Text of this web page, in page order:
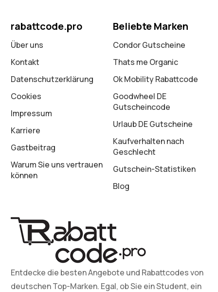
rabattcode.pro
Über uns
Kontakt
Datenschutz­erklärung
Cookies
Impressum
Karriere
Gastbeitrag
Warum Sie uns vertrauen
können
Beliebte Marken
Condor Gutscheine
Thats me Organic
Ok Mobility Rabattcode
Goodwheel DE
Gutscheincode
Urlaub DE Gutscheine
Kaufverhalten nach
Geschlecht
Gutschein-Statistiken
Blog
Entdecke die besten Angebote und Rabattcodes von
deutschen Top-Marken. Egal, ob Sie ein Student, ein